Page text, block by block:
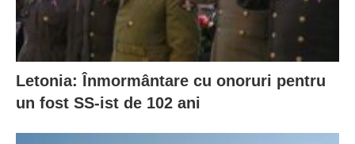
Letonia: Înmormântare cu onoruri pentru
un fost SS-ist de 102 ani